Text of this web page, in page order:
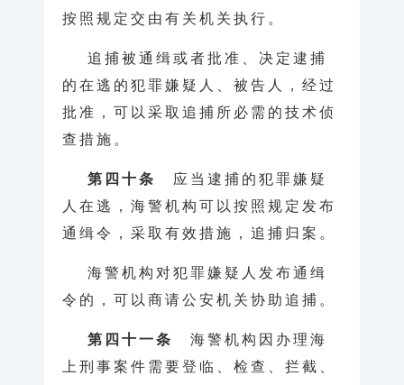
按照规定交由有关机关执行。
追捕被通缉或者批准、决定逮捕
的在逃的犯罪嫌疑人、被告人，经过
批准，可以采取追捕所必需的技术侦
查措施。
第四十条
应当逮捕的犯罪嫌疑
人在逃，海警机构可以按照规定发布
通缉令，采取有效措施，追捕归案。
海警机构对犯罪嫌疑人发布通缉
令的，可以商请公安机关协助追捕。
第四十一条 海警机构因办理海
上刑事案件需要登临、检查、拦截、